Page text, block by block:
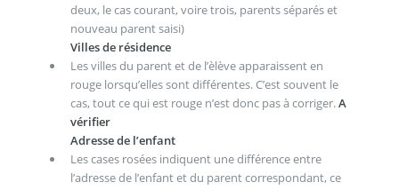
deux, le cas courant, voire trois, parents séparés et
nouveau parent saisi)
Villes de résidence
Les villes du parent et de l’èlève apparaissent en
rouge lorsqu’elles sont différentes. C’est souvent le
cas, tout ce qui est rouge n’est donc pas à corriger.A
vérifier
Adresse de l’enfant
Les cases rosées indiquent une différence entre
l’adresse de l’enfant et du parent correspondant, ce